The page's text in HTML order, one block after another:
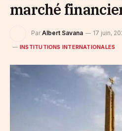
marché
Par Albert Savana 17 juin,
INSTITUTIONS INTERNATIONALES